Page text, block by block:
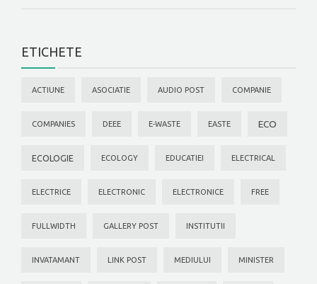
ETICHETE
ACTIUNE ASOCIATIE AUDIO POST COMPANIE
COMPANIES DEEE E-WASTE EASTE ECO
ECOLOGIE ECOLOGY EDUCATIEI ELECTRICAL
ELECTRICE ELECTRONIC ELECTRONICE FREE
FULLWIDTH GALLERY POST INSTITUTII
INVATAMANT LINK POST MEDIULUI MINISTER